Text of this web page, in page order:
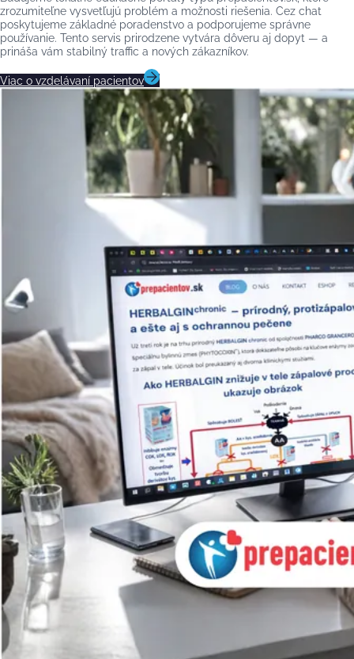
zrozumiteľne vysvetľujú problém a možnosti riešenia. Cez chat
poskytujeme základné poradenstvo a podporujeme správne
používanie. Tento servis prirodzene vytvára dôveru aj dopyt — a
prináša vám stabilný traffic a nových zákazníkov.
Viac o vzdelávaní pacientov